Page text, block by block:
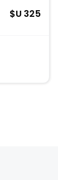
$U 325